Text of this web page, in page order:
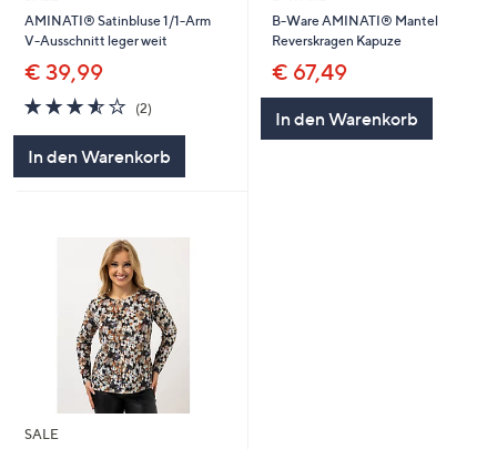
AMINATI® Satinbluse 1/1-Arm
V-Ausschnitt leger weit
€ 39,99
3.5
von
5
(2)
In den Warenkorb
B-Ware AMINATI® Mantel
Reverskragen Kapuze
€ 67,49
In den Warenkorb
SALE